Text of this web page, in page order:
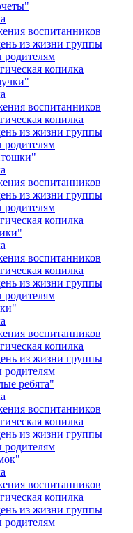
воспитанников
из жизни группы
родителям
копилка
воспитанников
копилка
из жизни группы
родителям
воспитанников
из жизни группы
родителям
копилка
воспитанников
копилка
из жизни группы
родителям
воспитанников
копилка
из жизни группы
родителям
ребята"
воспитанников
копилка
из жизни группы
родителям
воспитанников
копилка
из жизни группы
родителям